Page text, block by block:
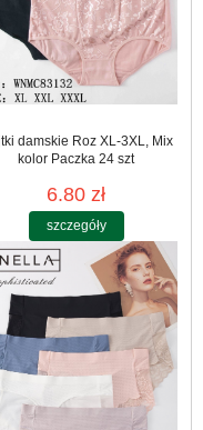
damskie Roz XL-3XL, Mix
kolor Paczka 24 szt
6.80 zł
szczegóły